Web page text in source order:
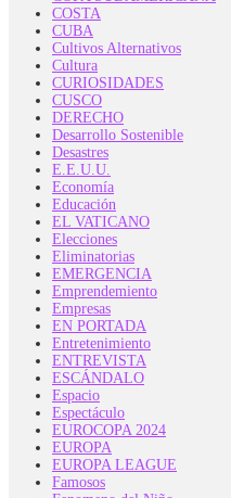
COSTA
CUBA
Cultivos Alternativos
Cultura
CURIOSIDADES
CUSCO
DERECHO
Desarrollo Sostenible
Desastres
E.E.U.U.
Economía
Educación
EL VATICANO
Elecciones
Eliminatorias
EMERGENCIA
Emprendemiento
Empresas
EN PORTADA
Entretenimiento
ENTREVISTA
ESCÁNDALO
Espacio
Espectáculo
EUROCOPA 2024
EUROPA
EUROPA LEAGUE
Famosos